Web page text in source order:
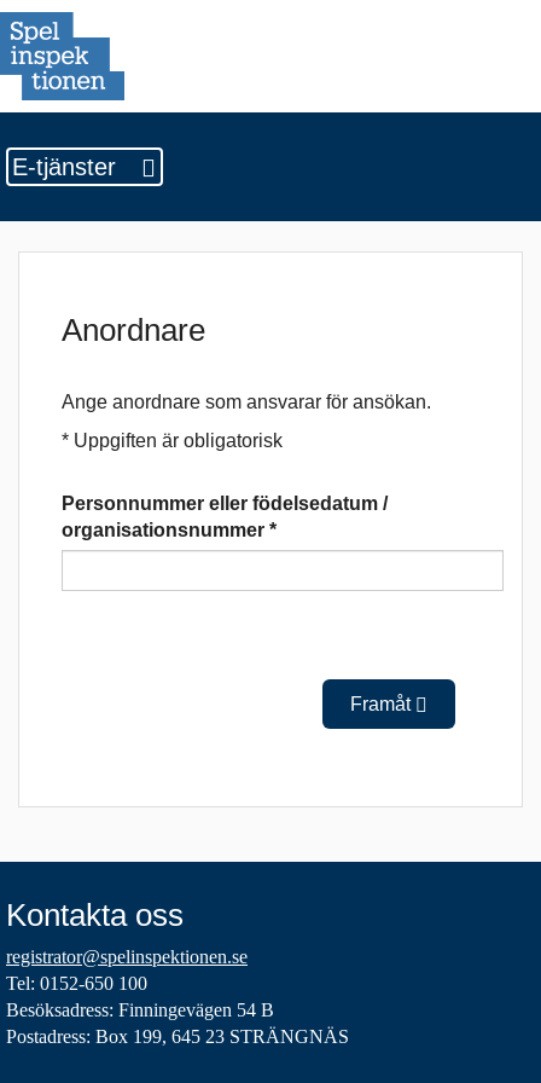
E-tjänster
Anordnare
Ange anordnare som ansvarar för ansökan.
* Uppgiften är obligatorisk
Personnummer eller födelsedatum /
organisationsnummer *
Framåt
Kontakta oss
registrator@spelinspektionen.se
Tel: 0152-650 100
Besöksadress: Finningevägen 54 B
Postadress: Box 199, 645 23 STRÄNGNÄS